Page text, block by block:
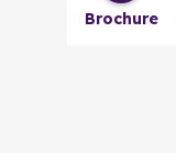
Brochure